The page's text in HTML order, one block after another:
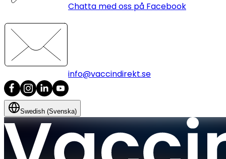
Chatta med oss på Facebook
info@vaccindirekt.se
Swedish (Svenska)